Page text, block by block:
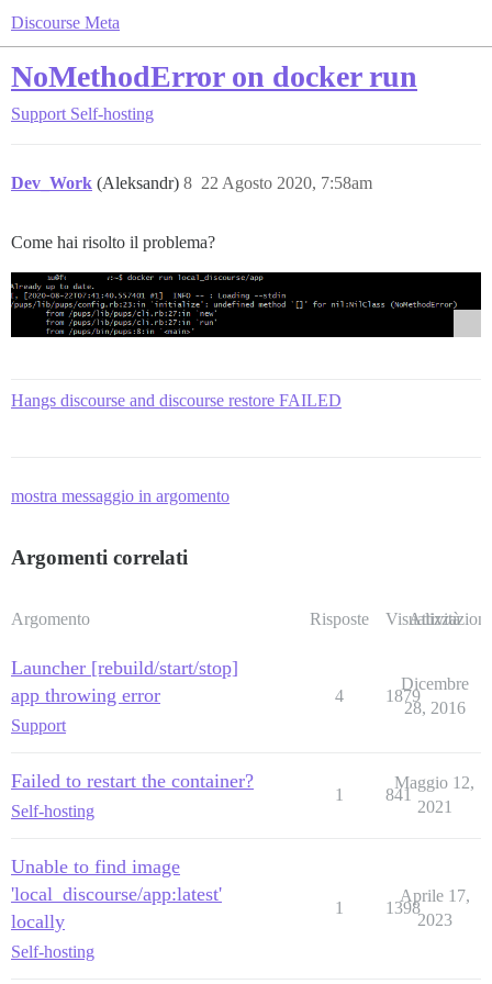
Discourse Meta
NoMethodError on docker run
Support Self-hosting
Dev_Work (Aleksandr) 22 Agosto 2020, 7:58am
8
Come hai risolto il problema?
Hangs discourse and discourse restore FAILED
mostra messaggio in argomento
Argomenti correlati
Argomento Risposte Visualizzazioni
Attività
Launcher [rebuild/start/stop]
app throwing error
Support
4 1879
Dicembre
28, 2016
Failed to restart the container?
Self-hosting
1 841
Maggio 12,
2021
Unable to find image
'local_discourse/app:latest'
locally
Self-hosting
1 1398
Aprile 17,
2023